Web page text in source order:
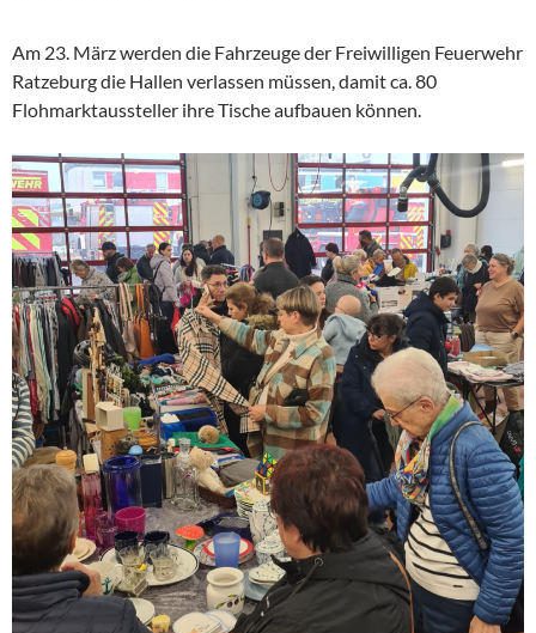
Am 23. März werden die Fahrzeuge der Freiwilligen Feuerwehr
Ratzeburg die Hallen verlassen müssen, damit ca. 80
Flohmarktaussteller ihre Tische aufbauen können.